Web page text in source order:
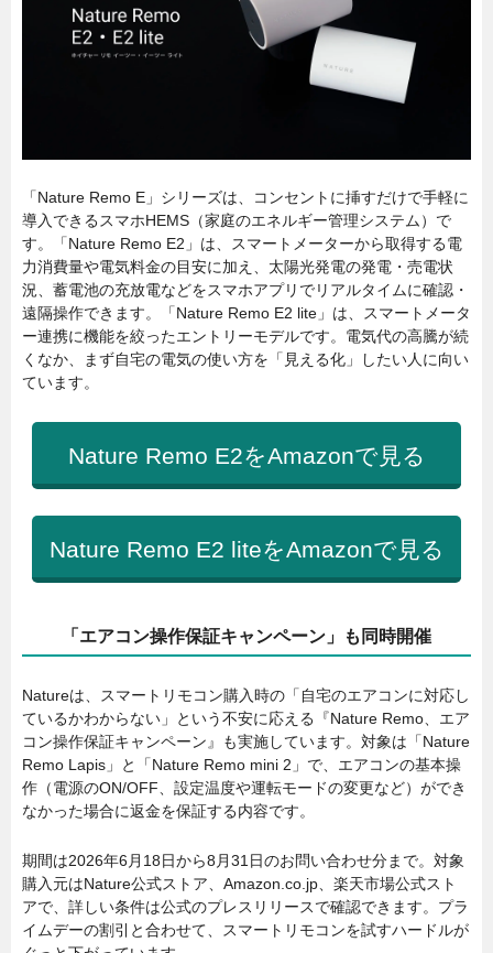
「Nature Remo E」シリーズは、コンセントに挿すだけで手軽に
導入できるスマホHEMS（家庭のエネルギー管理システム）で
す。「Nature Remo E2」は、スマートメーターから取得する電
力消費量や電気料金の目安に加え、太陽光発電の発電・売電状
況、蓄電池の充放電などをスマホアプリでリアルタイムに確認・
遠隔操作できます。「Nature Remo E2 lite」は、スマートメータ
ー連携に機能を絞ったエントリーモデルです。電気代の高騰が続
くなか、まず自宅の電気の使い方を「見える化」したい人に向い
ています。
Nature Remo E2をAmazonで見る
Nature Remo E2 liteをAmazonで見る
「エアコン操作保証キャンペーン」も同時開催
Natureは、スマートリモコン購入時の「自宅のエアコンに対応し
ているかわからない」という不安に応える『Nature Remo、エア
コン操作保証キャンペーン』も実施しています。対象は「Nature
Remo Lapis」と「Nature Remo mini 2」で、エアコンの基本操
作（電源のON/OFF、設定温度や運転モードの変更など）ができ
なかった場合に返金を保証する内容です。
期間は2026年6月18日から8月31日のお問い合わせ分まで。対象
購入元はNature公式ストア、Amazon.co.jp、楽天市場公式スト
アで、詳しい条件は公式のプレスリリースで確認できます。プラ
イムデーの割引と合わせて、スマートリモコンを試すハードルが